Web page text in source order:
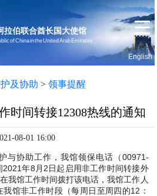
拉伯联合酋长国大使馆
of China in the United Arab Emirates
English
及协助 >领事提醒
时间转接12308热线的通知
08-01 16:00
协助工作，我馆领保电话（00971-
年8月2日起启用非工作时间转接外
我馆工作时间拨打该电话，我馆工作人
馆非工作时段（每周日至周四的12：